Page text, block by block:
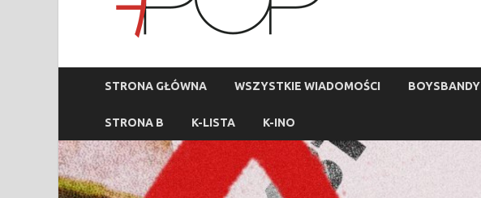
STRONA GŁÓWNA WSZYSTKIE WIADOMOŚCI BOYSBANDY
STRONA B K-LISTA K-INO